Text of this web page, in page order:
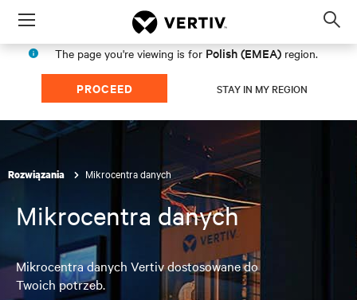
Menu
The page you're viewing is for Polish (EMEA) region.
PROCEED STAY IN MY REGION
Rozwiązania Mikrocentra danych
Mikrocentra danych
Mikrocentra danych Vertiv dostosowane do
Twoich potrzeb.